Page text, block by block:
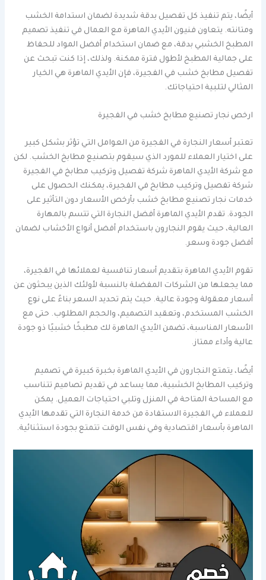
أيضًا، يتم تنفيذ كل تفصيل بدقة شديدة لضمان استدامة الخشب
ومتانته. يتعاون فنيون الأيدي الماهرة مع العمال في تنفيذ تصميم
المطبخ الخشبي بدقة، مع ضمان استخدام أفضل المواد للحفاظ
على جمالية المطبخ لأطول فترة ممكنة. ولذلك، إذا كنت تبحث عن
تفصيل مطابخ خشب في الفجيرة، فإن الأيدي الماهرة هي الخيار
المثالي لتلبية احتياجاتك.
ارخص نجار تصنيع مطابخ خشب في الفجيرة
تعتبر أسعار النجارة في الفجيرة من العوامل التي تؤثر بشكل كبير
على اختيار العملاء للمورد الذي سيقوم بتصنيع مطابخ الخشب. لكن
مع شركة الأيدي الماهرة شركة تفصيل وتركيب مطابخ في الفجيرة
شركة تفصيل وتركيب مطابخ في الفجيرة، يمكنك الحصول على
خدمات نجار تصنيع مطابخ خشب بأرخص الأسعار دون التأثير على
الجودة. تقدم الأيدي الماهرة أفضل النجارة التي تتسم بالمهارة
العالية، حيث يقوم النجارون باستخدام أفضل أنواع الأخشاب لضمان
أفضل جودة وسعر.
تقوم الأيدي الماهرة بتقديم أسعار تنافسية لعملائها في الفجيرة،
مما يجعلها من الشركات المفضلة بالنسبة لأولئك الذين يبحثون عن
أسعار معقولة وجودة عالية. حيث يتم تحديد السعر بناءً على نوع
الخشب المستخدم، وتعقيد التصميم، والحجم المطلوب. حتى مع
الأسعار المناسبة، تضمن الأيدي الماهرة لك مطبخًا خشبيًا ذو جودة
عالية وأداء ممتاز.
أيضًا، يتمتع النجارون في الأيدي الماهرة بخبرة كبيرة في تصميم
وتركيب المطابخ الخشبية، مما يساعد في تقديم تصاميم تتناسب
مع المساحة المتاحة في المنزل وتلبي احتياجات العميل. يمكن
للعملاء في الفجيرة الاستفادة من خدمة النجارة التي تقدمها الأيدي
الماهرة بأسعار اقتصادية وفي نفس الوقت تتمتع بجودة استثنائية.